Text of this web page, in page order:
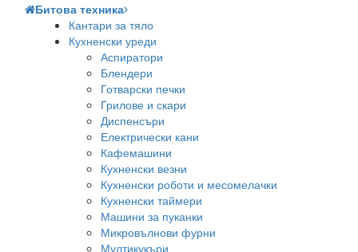
Битова техника
Кантари за тяло
Кухненски уреди
Аспиратори
Блендери
Готварски печки
Грилове и скари
Диспенсъри
Електрически кани
Кафемашини
Кухненски везни
Кухненски роботи и месомелачки
Кухненски таймери
Машини за пуканки
Микровълнови фурни
Мултикукъри